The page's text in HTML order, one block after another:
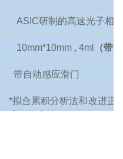
ASIC研制的高速光子相
10mm*10mm , 4ml （带
带自动感应滑门
*拟合累积分析法和改进正规